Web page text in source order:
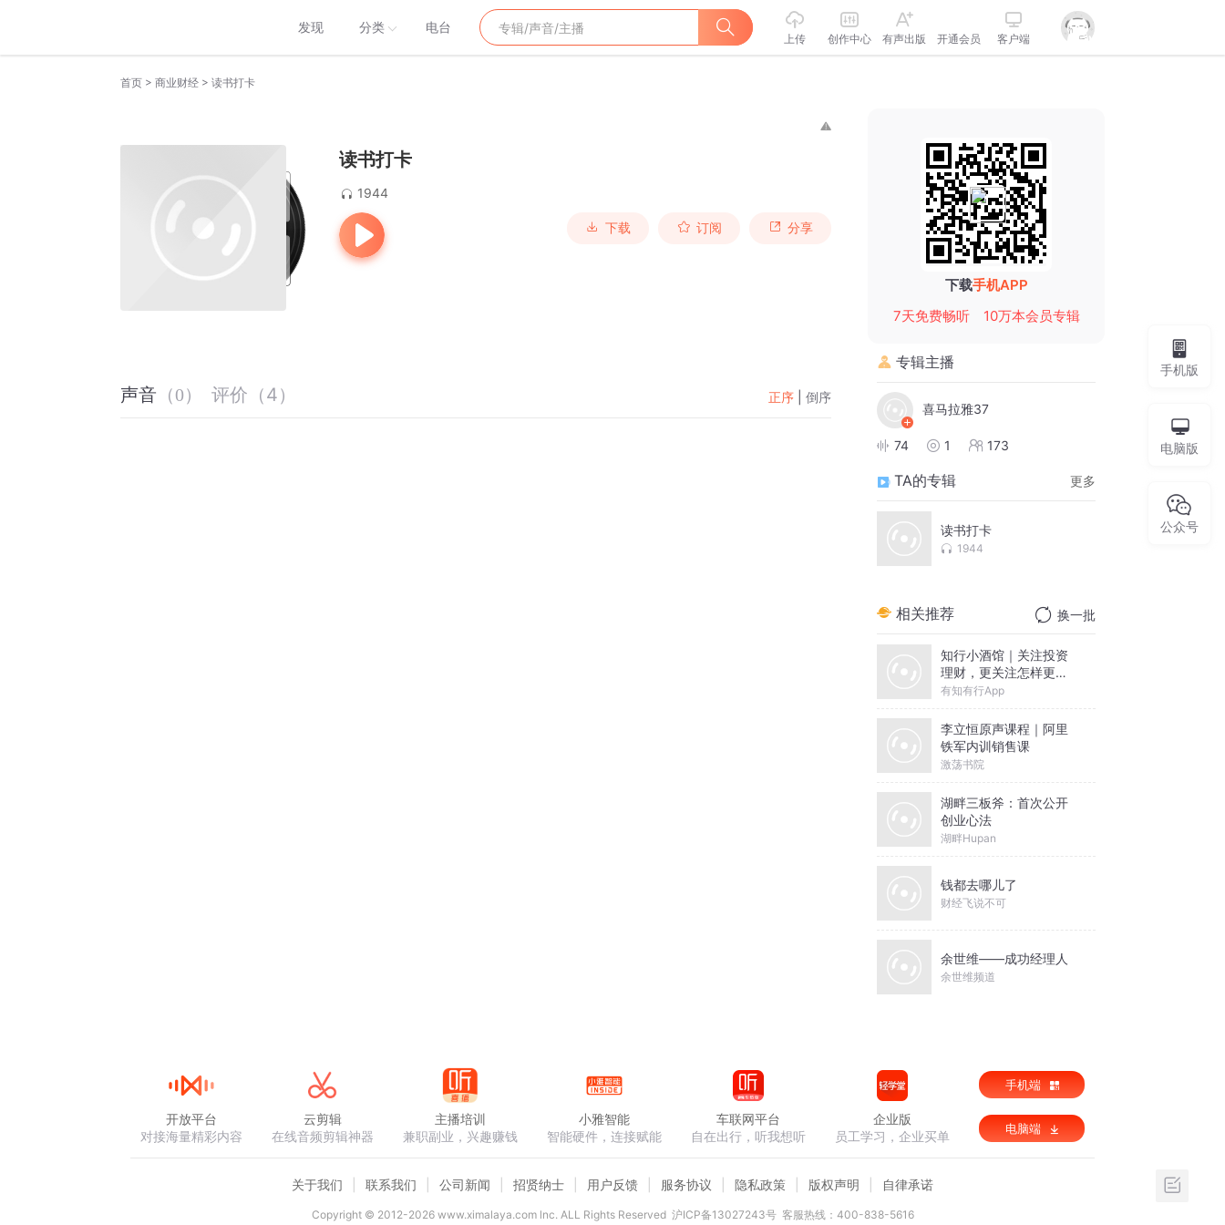
发现 分类 电台
上传 创作中心 有声出版 开通会员 客户端
首页 > 商业财经 > 读书打卡
读书打卡
1944
下载 订阅 分享
声音 （0） 评价 （4） 正序 倒序
下载手机APP
7天免费畅听
10万本会员专辑
专辑主播
喜马拉雅37
74 1 173
TA的专辑 更多
读书打卡
1944
相关推荐 换一批
知行小酒馆｜关注投资
理财，更关注怎样更好
地生活
有知有行App
李立恒原声课程｜阿里
铁军内训销售课
激荡书院
湖畔三板斧：首次公开
创业心法
湖畔Hupan
钱都去哪儿了
财经飞说不可
余世维——成功经理人
余世维频道
手机版
电脑版
公众号
开放平台
对接海量精彩内容
云剪辑
在线音频剪辑神器
主播培训
兼职副业，兴趣赚钱
小雅智能
智能硬件，连接赋能
车联网平台
自在出行，听我想听
企业版
员工学习，企业买单
手机端
电脑端
关于我们 联系我们 公司新闻 招贤纳士 用户反馈 服务协议 隐私政策 版权声明 自律承诺
Copyright © 2012-2026www.ximalaya.com lnc. ALL Rights Reserved 沪ICP备13027243号 客服热线：400-838-5616